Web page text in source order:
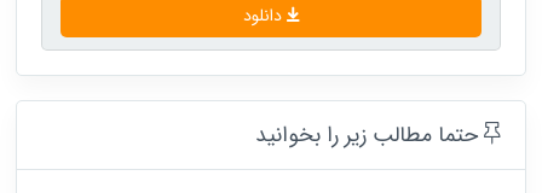
دانلود
حتما مطالب زیر را بخوانید